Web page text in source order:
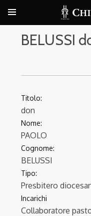
BELUSSI
Titolo:
don
Nome:
PAOLO
Cognome:
BELUSSI
Tipo:
Presbitero
Incarichi
Collaboratore